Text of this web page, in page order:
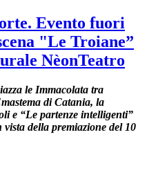
Evento fuori
"Le Troiane”
NèonTeatro
le Immacolata tra
di Catania, la
e “Le partenze intelligenti”
della premiazione del 10